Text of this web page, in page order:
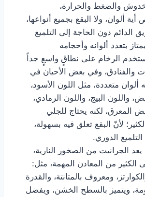
والضغط والحرارة،
ألوان، ولا البقع بجميع أنواعها،
الدائم دون الحاجة إلى التلميع
بتعدد ألوانه وأحجامه
الرخام على نطاقٍ واسعٍ جداً
والفنادق، وفي بعض الأحيان في
ألوان متعددة، مثل اللون الأسود،
واللون البيج، واللون الرمادي،
المعرق، لكنه يحتاج للجلي
لأنّ البقع تعلق فيه بسهولة،
الدوري.
الجرانيت من الصخور النارية،
الكثير من المعادن المهمة، مثل:
ومعروف بالمتانتة، والقدرة
ويتميز بالسطح الخشن، ويفضل